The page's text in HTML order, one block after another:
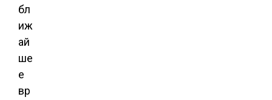
бл
иж
ай
ше
е
вр